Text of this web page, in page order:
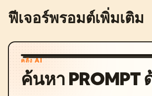
ฟีเจอร์พรอมต์เพิ่มเติม
คลัง AI
ค้นหา PROMPT